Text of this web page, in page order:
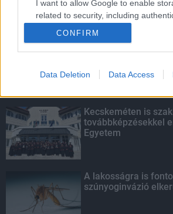
I want to allow Google to enable
related to security, including
CONFIRM
Data Deletion Data Access
KIEMELT
Megérkezett az eső a
Kecskeméten is
továbbképzésekkel
Egyetem
A lakosságra is
szúnyoginvázió